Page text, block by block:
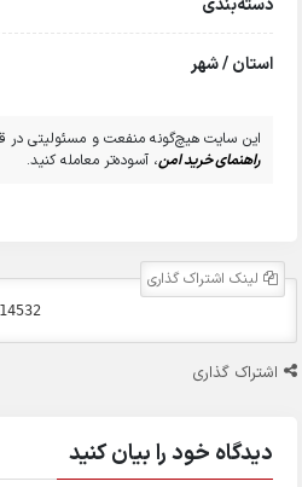
دسته‌بندی
استان / شهر
این سایت هیچ‌گونه منفعت و مسئولیتی در
راهنمای خرید امن، آسوده‌تر معامله کنید.
لینک اشتراک گذاری
اشتراک گذاری
دیدگاه خود را بیان کنید